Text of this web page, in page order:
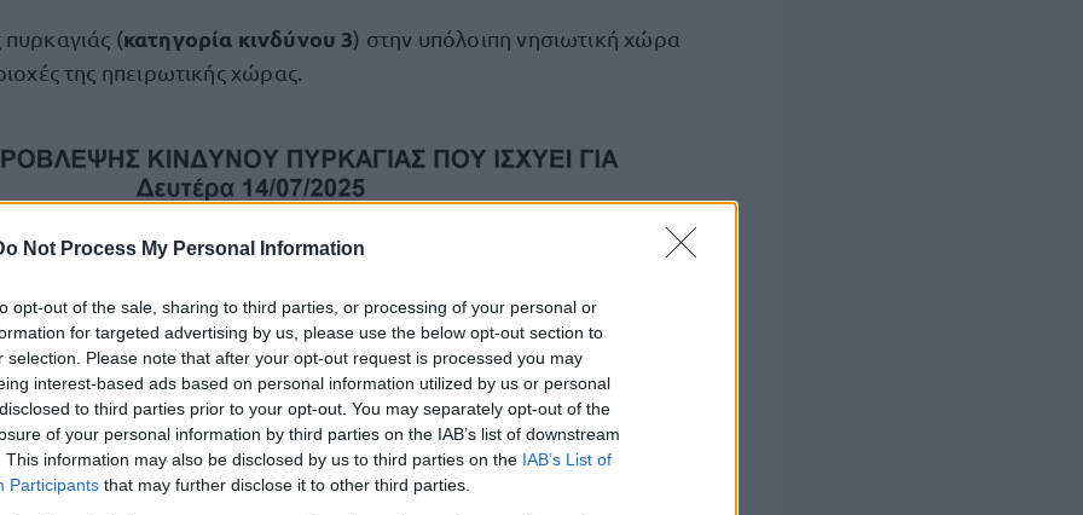
Not Process My Personal Information
opt-out of the sale, sharing to third parties, or processing of your personal or
for targeted advertising by us, please use the below opt-out section to
selection. Please note that after your opt-out request is processed you may
interest-based ads based on personal information utilized by us or personal
to third parties prior to your opt-out. You may separately opt-out of the
of your personal information by third parties on the IAB’s list of downstream
This information may also be disclosed by us to third parties on the IAB’s List of
Participants that may further disclose it to other third parties.
(κατηγορία κινδύνου 3) στην υπόλοιπη νησιωτική χώρα
της ηπειρωτικής χώρας.